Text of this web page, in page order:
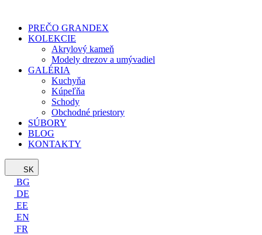
PREČO GRANDEX
KOLEKCIE
Akrylový kameň
Modely drezov a umývadiel
GALÉRIA
Kuchyňa
Kúpeľňa
Schody
Obchodné priestory
SÚBORY
BLOG
KONTAKTY
SK
BG
DE
EE
EN
FR